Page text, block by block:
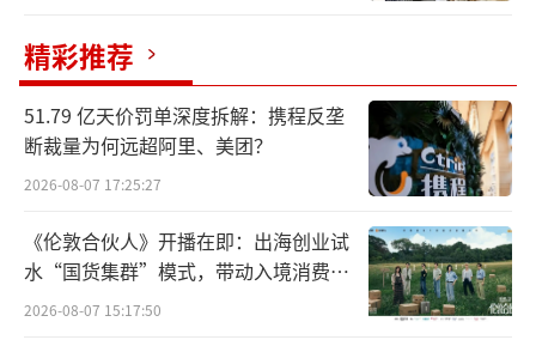
大的IC载板公司，市场份额达25.3%；同时也
是FCCSP载板市场最大的IC载板公司，市场份
额为13.4%。
综合来看，群策科技亦为2025年中国大陆
第二大IC载板公司，整体市场份额为12.5%。
其母公司台湾欣兴电子自1997年进军IC载板市
场，按收入计已连续多年位居全球第一。
精彩推荐
51.79 亿天价罚单深度拆解：携程反垄
断裁量为何远超阿里、美团？
2026-08-07 17:25:27
《伦敦合伙人》开播在即：出海创业试
水“国货集群”模式，带动入境消费反
向种草
2026-08-07 15:17:50